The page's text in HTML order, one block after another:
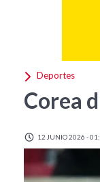
Deportes
Corea
12 JUNIO 2026 -